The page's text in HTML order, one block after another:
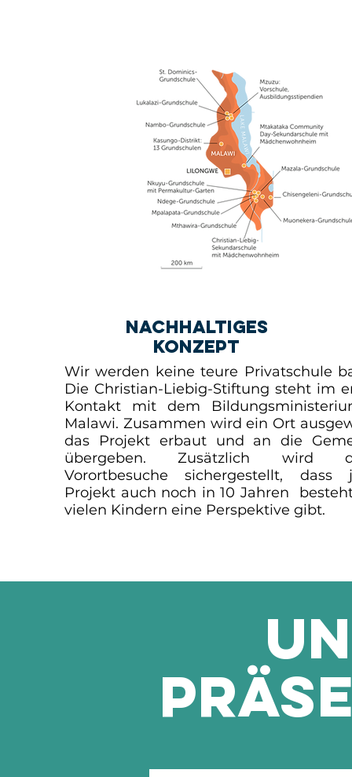
nachhaltiges
Konzept
Wir werden keine teure Privatschule
Die Christian-Liebig-Stiftung steht im
Kontakt mit dem
Malawi. Zusammen wird ein Ort
das Projekt erbaut und an die
übergeben. Zusätzlich wird
Vorortbesuche sichergestellt, dass
Projekt auch noch in 10 Jahren
vielen Kindern eine Perspektive gibt.